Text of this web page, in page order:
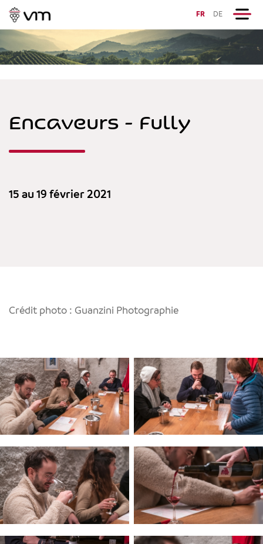
FR DE
Encaveurs - Fully
15 au 19 février 2021
Crédit photo : Guanzini Photographie